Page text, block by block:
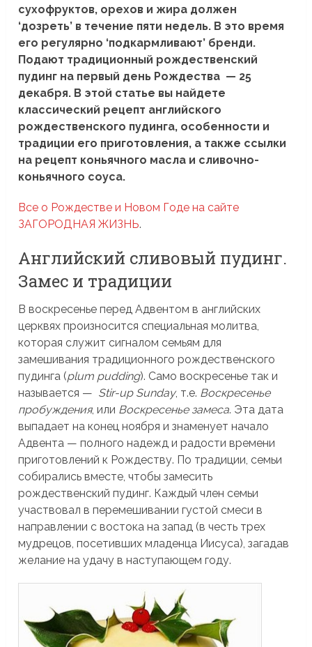
сухофруктов, орехов и жира должен
‘дозреть’ в течение пяти недель. В это время
его регулярно ‘подкармливают’ бренди.
Подают традиционный рождественский
пудинг на первый день Рождества — 25
декабря. В этой статье вы найдете
классический рецепт английского
рождественского пудинга, особенности и
традиции его приготовления, а также ссылки
на рецепт коньячного масла и сливочно-
коньячного соуса.
Все о Рождестве и Новом Годе на сайте
ЗАГОРОДНАЯ ЖИЗНЬ.
Английский сливовый пудинг.
Замес и традиции
В воскресенье перед Адвентом в английских
церквях произносится специальная молитва,
которая служит сигналом семьям для
замешивания традиционного рождественского
пудинга (plum pudding). Само воскресенье так и
называется — Stir-up Sunday, т.е. Воскресенье
пробуждения, или Воскресенье замеса. Эта дата
выпадает на конец ноября и знаменует начало
Адвента — полного надежд и радости времени
приготовлений к Рождеству. По традиции, семьи
собирались вместе, чтобы замесить
рождественский пудинг. Каждый член семьи
участвовал в перемешивании густой смеси в
направлении с востока на запад (в честь трех
мудрецов, посетивших младенца Иисуса), загадав
желание на удачу в наступающем году.